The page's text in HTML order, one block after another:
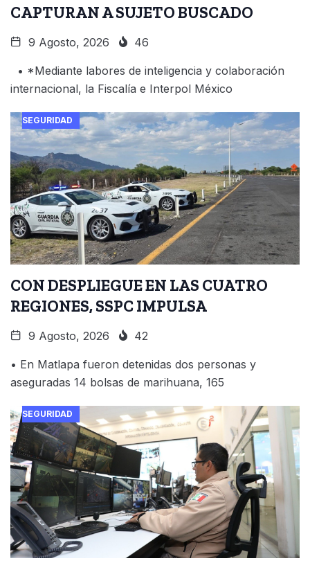
CAPTURAN A SUJETO BUSCADO
9 Agosto, 2026 46
• *Mediante labores de inteligencia y colaboración
internacional, la Fiscalía e Interpol México
SEGURIDAD
CON DESPLIEGUE EN LAS CUATRO
REGIONES, SSPC IMPULSA
9 Agosto, 2026 42
• En Matlapa fueron detenidas dos personas y
aseguradas 14 bolsas de marihuana, 165
SEGURIDAD